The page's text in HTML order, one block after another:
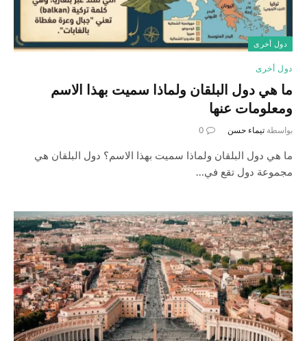
دول أخرى
دول أخرى
ما هي دول البلقان ولماذا سميت بهذا الاسم
ومعلومات عنها
بواسطة تيماء حسن 0
ما هي دول البلقان ولماذا سميت بهذا الاسم؟ دول البلقان هي
مجموعة دول تقع في…